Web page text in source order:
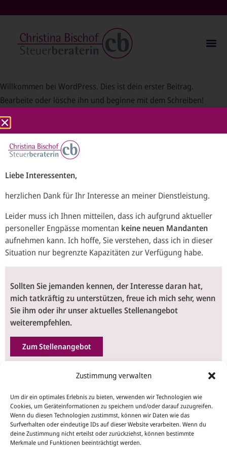
Zustimmung verwalten
Um dir ein optimales Erlebnis zu bieten, verwenden wir Technologien wie
Cookies, um Geräteinformationen zu speichern und/oder darauf zuzugreifen.
Wenn du diesen Technologien zustimmst, können wir Daten wie das
Surfverhalten oder eindeutige IDs auf dieser Website verarbeiten. Wenn du
deine Zustimmung nicht erteilst oder zurückziehst, können bestimmte
Merkmale und Funktionen beeinträchtigt werden.
Willkommen bei WordPress. Dies ist dein erster Beitrag.
Bearbeite oder lösche ihn und beginne mit dem Schreiben!
Für Mitarbeiter
Christina Bischof
Steuerberaterin
53111 Bonn
Telefon:
+49 228 – 286 292 10
E-Mail:
kontakt@bischof-stb.de
Öffnungszeiten:
Montag bis Donnerstag:
08.30 Uhr – 12.30 Uhr und
13.30 Uhr – 17.30 Uhr
Liebe Interessenten,
herzlichen Dank für Ihr Interesse an meiner Dienstleistung.
Leider muss ich Ihnen mitteilen, dass ich aufgrund aktueller
personeller Engpässe momentan keine neuen Mandanten
aufnehmen kann. Ich hoffe, Sie verstehen, dass ich in dieser
Situation nur begrenzte Kapazitäten zur Verfügung habe.
Sollten Sie jemanden kennen, der Interesse daran hat,
mich tatkräftig zu unterstützen, freue ich mich sehr, wenn
Sie ihm oder ihr unser aktuelles Stellenangebot
weiterempfehlen.
Zum Stellenangebot
Ich danke Ihnen vielmals für Ihr Verständnis und hoffe, bald
Mit den besten Grüßen
Christina Bischof